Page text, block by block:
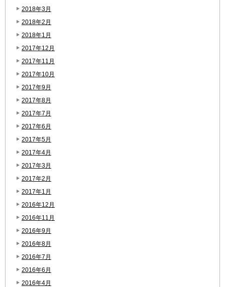
2018年3月
2018年2月
2018年1月
2017年12月
2017年11月
2017年10月
2017年9月
2017年8月
2017年7月
2017年6月
2017年5月
2017年4月
2017年3月
2017年2月
2017年1月
2016年12月
2016年11月
2016年9月
2016年8月
2016年7月
2016年6月
2016年4月